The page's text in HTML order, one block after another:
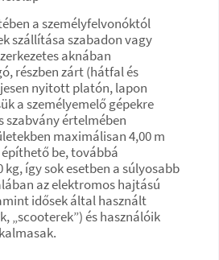
a személyfelvonóktól
szállítása szabadon vagy
aknában
részben zárt (hátfal és
nyitott platón, lapon
a személyemelő gépekre
értelmében
maximálisan 4,00 m
be, továbbá
kg, így sok esetben a súlyosabb
az elektromos hajtású
idősek által használt
„scooterek”) és használóik